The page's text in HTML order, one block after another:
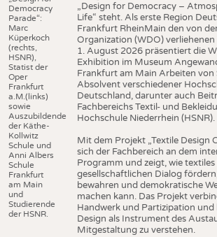
Democracy
Parade“:
Marc
Küperkoch
(rechts,
HSNR),
Statist der
Oper
Frankfurt
a.M.(links)
sowie
Auszubildende
der Käthe-
Kollwitz
Schule und
Anni Albers
Schule
Frankfurt
am Main
und
Studierende
der HSNR.
„Design for Democracy –
Life“ steht. Als erste Region
Frankfurt RheinMain den von
Organization (WDO)
1. August 2026 präsentiert die
Exhibition im Museum
Frankfurt am Main Arbeiten von
Absolvent verschiedener
Deutschland, darunter auch
Fachbereichs Textil- und
Hochschule Niederrhein (HSNR).
Mit dem Projekt „Textile Design
sich der Fachbereich an dem
Programm und zeigt, wie textiles
gesellschaftlichen Dialog
bewahren und demokratische
machen kann. Das Projekt
Handwerk und Partizipation und
Design als Instrument des
Mitgestaltung zu verstehen.